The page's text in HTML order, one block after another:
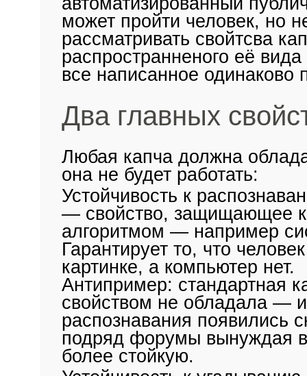
может пройти человек, но
рассматривать свойтсва
распространненого её
все написанное
Два главных
Любая капча должна
она не будет работать:
Устойчивость к
— свойство, защищающее
алгоритмом — например
Гарантирует то, что
картинке, а компьютер нет.
Антипример: стандартная
свойством не обладала —
распознавания появились
подряд форумы вынуждая
более стойкую.